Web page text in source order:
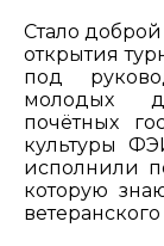
Стало
открытия
под
молодых
почётных
культуры
исполнили
которую